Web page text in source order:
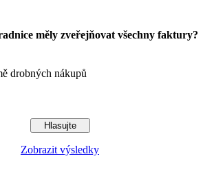
měly zveřejňovat všechny faktury?
drobných nákupů
Zobrazit výsledky